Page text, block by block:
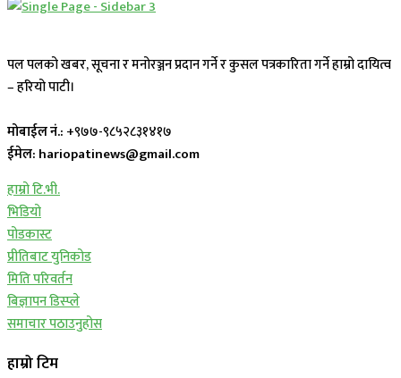
पल पलको खबर, सूचना र मनोरञ्जन प्रदान गर्ने र कुसल पत्रकारिता गर्ने हाम्रो दायित्व
– हरियो पाटी।
मोबाईल नं.: +९७७-९८५२८३१४१७
ईमेल: hariopatinews@gmail.com
हाम्रो टि.भी.
भिडियो
पोडकास्ट
प्रीतिबाट युनिकोड
मिति परिवर्तन
बिज्ञापन डिस्प्ले
समाचार पठाउनुहोस
हाम्रो टिम